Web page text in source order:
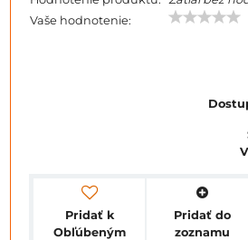
Vaše hodnotenie:
Pridať k
Obľúbeným
Pridať do
zoznamu